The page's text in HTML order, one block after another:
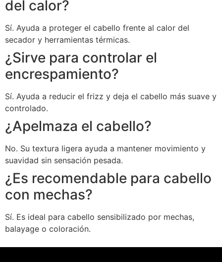
del calor?
Sí. Ayuda a proteger el cabello frente al calor del
secador y herramientas térmicas.
¿Sirve para controlar el
encrespamiento?
Sí. Ayuda a reducir el frizz y deja el cabello más suave y
controlado.
¿Apelmaza el cabello?
No. Su textura ligera ayuda a mantener movimiento y
suavidad sin sensación pesada.
¿Es recomendable para cabello
con mechas?
Sí. Es ideal para cabello sensibilizado por mechas,
balayage o coloración.